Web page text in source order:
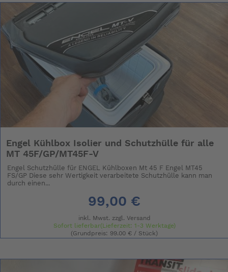
Engel Kühlbox Isolier und Schutzhülle für alle
MT 45F/GP/MT45F-V
Engel Schutzhülle für ENGEL Kühlboxen Mt 45 F Engel MT45
FS/GP Diese sehr Wertigkeit verarbeitete Schutzhülle kann man
durch einen...
99,00 €
inkl. Mwst. zzgl. Versand
Sofort lieferbar(Lieferzeit: 1-3 Werktage)
(Grundpreis: 99.00 € / Stück)